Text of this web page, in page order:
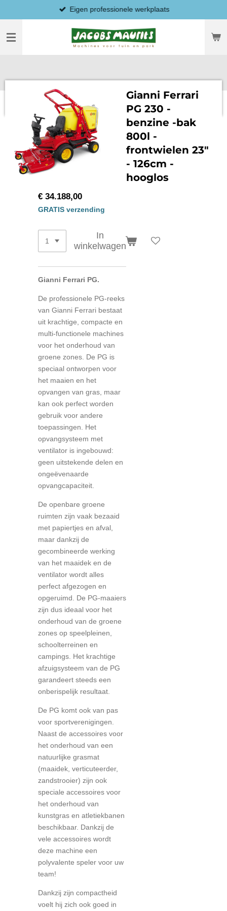
direct
naar
hoofdinhoud
Eigen professionele werkplaats
Gianni Ferrari
PG 230 -
benzine -bak
800l -
frontwielen 23"
- 126cm -
hooglos
€ 34.188,00
GRATIS verzending
In
winkelwagen
Gianni Ferrari PG.
De professionele PG-reeks
van Gianni Ferrari bestaat
uit krachtige, compacte en
multi-functionele machines
voor het onderhoud van
groene zones. De PG is
speciaal ontworpen voor
het maaien en het
opvangen van gras, maar
kan ook perfect worden
gebruik voor andere
toepassingen. Het
opvangsysteem met
ventilator is ingebouwd:
geen uitstekende delen en
ongeëvenaarde
opvangcapaciteit.
De openbare groene
ruimten zijn vaak bezaaid
met papiertjes en afval,
maar dankzij de
gecombineerde werking
van het maaidek en de
ventilator wordt alles
perfect afgezogen en
opgeruimd. De PG-maaiers
zijn dus ideaal voor het
onderhoud van de groene
zones op speelpleinen,
schoolterreinen en
campings. Het krachtige
afzuigsysteem van de PG
garandeert steeds een
onberispelijk resultaat.
De PG komt ook van pas
voor sportverenigingen.
Naast de accessoires voor
het onderhoud van een
natuurlijke grasmat
(maaidek, verticuteerder,
zandstrooier) zijn ook
speciale accessoires voor
het onderhoud van
kunstgras en atletiekbanen
beschikbaar. Dankzij de
vele accessoires wordt
deze machine een
polyvalente speler voor uw
team!
Dankzij zijn compactheid
voelt hij zich ook goed in